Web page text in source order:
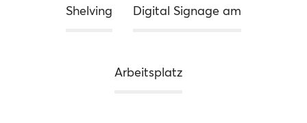
Shelving Digital Signage am
Arbeitsplatz